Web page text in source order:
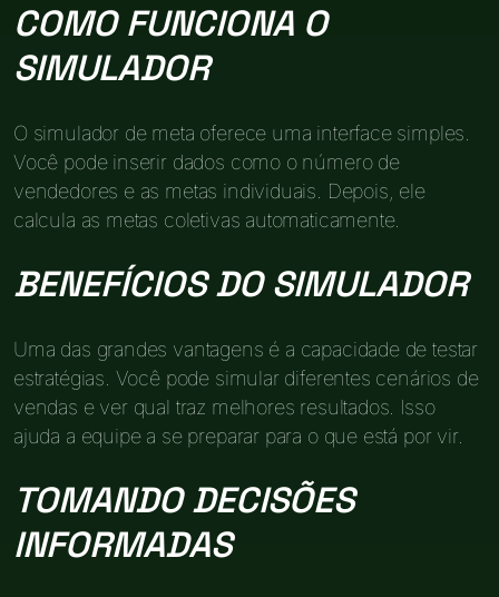
COMO FUNCIONA O
SIMULADOR
O simulador de meta oferece uma interface simples.
Você pode inserir dados como o número de
vendedores e as metas individuais. Depois, ele
calcula as metas coletivas automaticamente.
BENEFÍCIOS DO SIMULADOR
Uma das grandes vantagens é a capacidade de testar
estratégias. Você pode simular diferentes cenários de
vendas e ver qual traz melhores resultados. Isso
ajuda a equipe a se preparar para o que está por vir.
TOMANDO DECISÕES
INFORMADAS